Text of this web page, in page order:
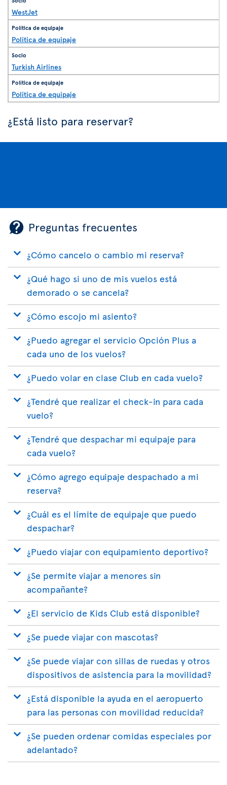
WestJet
Política de equipaje
Turkish Airlines
Política de equipaje
¿Está listo para reservar?
Preguntas frecuentes
¿Cómo cancelo o cambio mi reserva?
¿Qué hago si uno de mis vuelos está
demorado o se cancela?
¿Cómo escojo mi asiento?
¿Puedo agregar el servicio Opción Plus a
cada uno de los vuelos?
¿Puedo volar en clase Club en cada vuelo?
¿Tendré que realizar el check-in para cada
vuelo?
¿Tendré que despachar mi equipaje para
cada vuelo?
¿Cómo agrego equipaje despachado a mi
reserva?
¿Cuál es el límite de equipaje que puedo
despachar?
¿Puedo viajar con equipamiento deportivo?
¿Se permite viajar a menores sin
acompañante?
¿El servicio de Kids Club está disponible?
¿Se puede viajar con mascotas?
¿Se puede viajar con sillas de ruedas y otros
dispositivos de asistencia para la movilidad?
¿Está disponible la ayuda en el aeropuerto
para las personas con movilidad reducida?
¿Se pueden ordenar comidas especiales por
adelantado?